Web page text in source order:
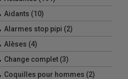
Aidants (10)
Alarmes stop pipi (2)
Alèses (4)
Change complet (3)
Coquilles pour hommes (2)